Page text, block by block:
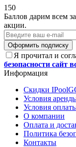
150
Баллов дарим всем
акции.
Оформить подписку
Я прочитал и
безопасности сайт
Информация
Скидки
Условия
Условия
О компании
Оплата и
Политика
Контакты